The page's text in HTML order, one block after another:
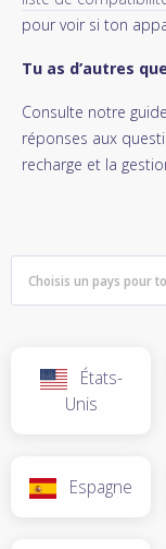
pour voir si ton
Tu as d’autres
Consulte notre guide
réponses aux
recharge et la
États-
Unis
Espagne